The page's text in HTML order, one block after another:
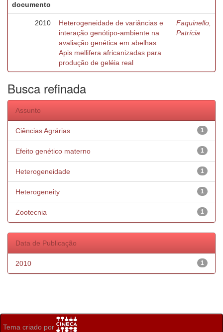
documento
2010
Heterogeneidade de variâncias e
interação genótipo-ambiente na
avaliação genética em abelhas
Apis mellifera africanizadas para
produção de geléia real
Faquinello,
Patrícia
Busca refinada
Assunto
1
Ciências Agrárias
1
Efeito genético materno
1
Heterogeneidade
1
Heterogeneity
1
Zootecnia
Data de Publicação
1
2010
Tema criado por